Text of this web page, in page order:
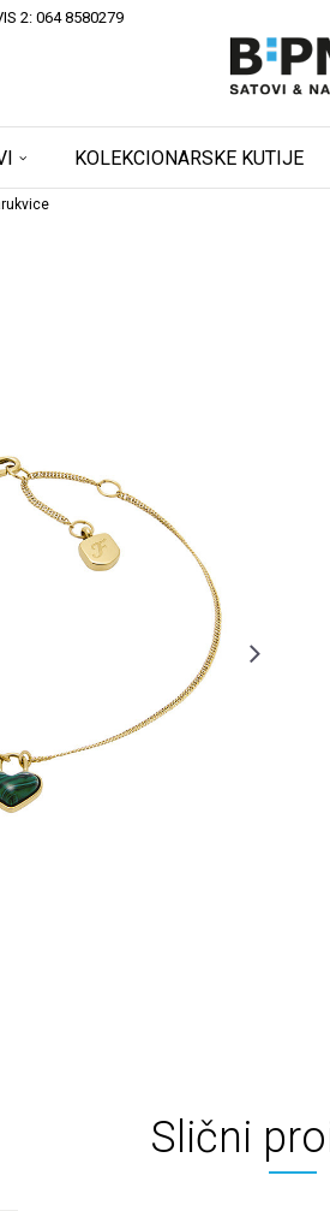
2: 064 8580279
KOLEKCIONARSKE KUTIJE
Slični